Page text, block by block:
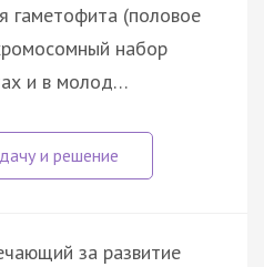
гаметофита (половое
набор
и в молод…
за развитие